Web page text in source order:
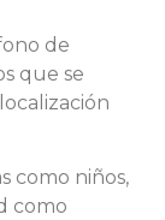
de
que se
como niños,
como